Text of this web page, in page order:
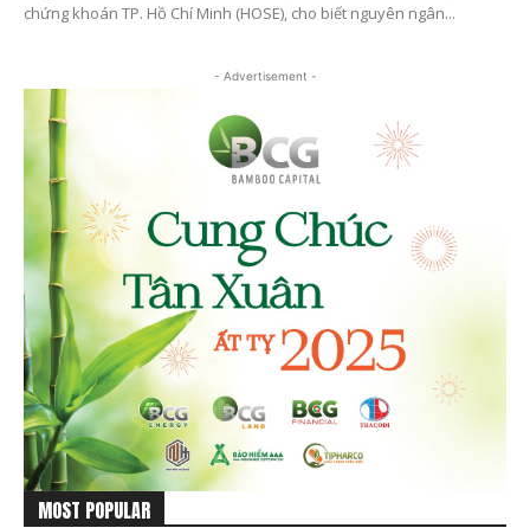
chứng khoán TP. Hồ Chí Minh (HOSE), cho biết nguyên ngân...
- Advertisement -
MOST POPULAR